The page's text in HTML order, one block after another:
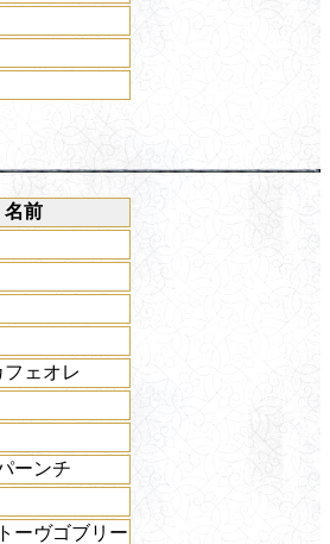
名前
フェオレ
ーンチ
ーヴゴブリー